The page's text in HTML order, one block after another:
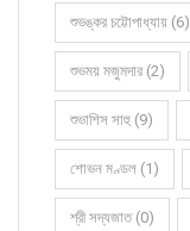
শুভঙ্কর চট্টোপাধ্যায় (6)
শুভময় মজুমদার (2)
শুভাশিস সাহু (9)
শোভন মণ্ডল (1)
শ্রী সদ্যজাত (0)